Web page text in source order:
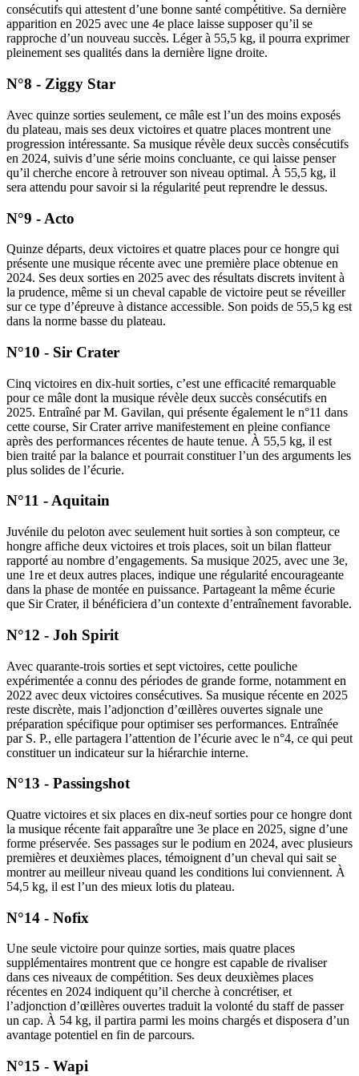
consécutifs qui attestent d’une bonne santé compétitive. Sa dernière
apparition en 2025 avec une 4e place laisse supposer qu’il se
rapproche d’un nouveau succès. Léger à 55,5 kg, il pourra exprimer
pleinement ses qualités dans la dernière ligne droite.
N°8 - Ziggy Star
Avec quinze sorties seulement, ce mâle est l’un des moins exposés
du plateau, mais ses deux victoires et quatre places montrent une
progression intéressante. Sa musique révèle deux succès consécutifs
en 2024, suivis d’une série moins concluante, ce qui laisse penser
qu’il cherche encore à retrouver son niveau optimal. À 55,5 kg, il
sera attendu pour savoir si la régularité peut reprendre le dessus.
N°9 - Acto
Quinze départs, deux victoires et quatre places pour ce hongre qui
présente une musique récente avec une première place obtenue en
2024. Ses deux sorties en 2025 avec des résultats discrets invitent à
la prudence, même si un cheval capable de victoire peut se réveiller
sur ce type d’épreuve à distance accessible. Son poids de 55,5 kg est
dans la norme basse du plateau.
N°10 - Sir Crater
Cinq victoires en dix-huit sorties, c’est une efficacité remarquable
pour ce mâle dont la musique révèle deux succès consécutifs en
2025. Entraîné par M. Gavilan, qui présente également le n°11 dans
cette course, Sir Crater arrive manifestement en pleine confiance
après des performances récentes de haute tenue. À 55,5 kg, il est
bien traité par la balance et pourrait constituer l’un des arguments les
plus solides de l’écurie.
N°11 - Aquitain
Juvénile du peloton avec seulement huit sorties à son compteur, ce
hongre affiche deux victoires et trois places, soit un bilan flatteur
rapporté au nombre d’engagements. Sa musique 2025, avec une 3e,
une 1re et deux autres places, indique une régularité encourageante
dans la phase de montée en puissance. Partageant la même écurie
que Sir Crater, il bénéficiera d’un contexte d’entraînement favorable.
N°12 - Joh Spirit
Avec quarante-trois sorties et sept victoires, cette pouliche
expérimentée a connu des périodes de grande forme, notamment en
2022 avec deux victoires consécutives. Sa musique récente en 2025
reste discrète, mais l’adjonction d’œillères ouvertes signale une
préparation spécifique pour optimiser ses performances. Entraînée
par S. P., elle partagera l’attention de l’écurie avec le n°4, ce qui peut
constituer un indicateur sur la hiérarchie interne.
N°13 - Passingshot
Quatre victoires et six places en dix-neuf sorties pour ce hongre dont
la musique récente fait apparaître une 3e place en 2025, signe d’une
forme préservée. Ses passages sur le podium en 2024, avec plusieurs
premières et deuxièmes places, témoignent d’un cheval qui sait se
montrer au meilleur niveau quand les conditions lui conviennent. À
54,5 kg, il est l’un des mieux lotis du plateau.
N°14 - Nofix
Une seule victoire pour quinze sorties, mais quatre places
supplémentaires montrent que ce hongre est capable de rivaliser
dans ces niveaux de compétition. Ses deux deuxièmes places
récentes en 2024 indiquent qu’il cherche à concrétiser, et
l’adjonction d’œillères ouvertes traduit la volonté du staff de passer
un cap. À 54 kg, il partira parmi les moins chargés et disposera d’un
avantage potentiel en fin de parcours.
N°15 - Wapi